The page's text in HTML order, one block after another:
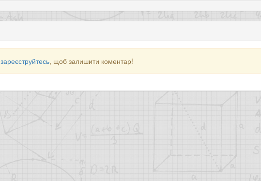
зареєструйтесь, щоб залишити коментар!